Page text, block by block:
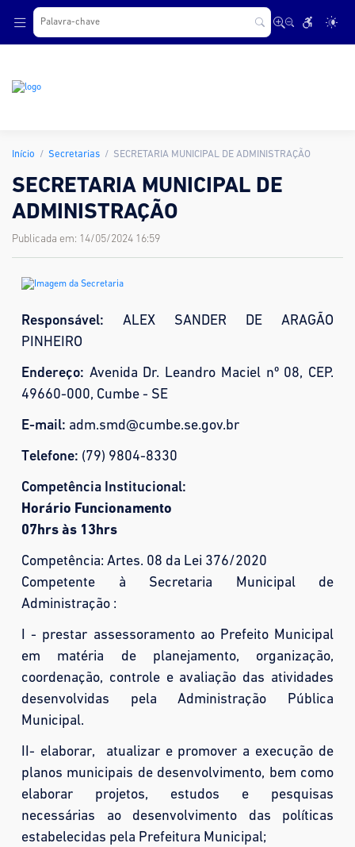
Início Secretarias SECRETARIA MUNICIPAL DE ADMINISTRAÇÃO
SECRETARIA MUNICIPAL DE
ADMINISTRAÇÃO
Publicada em: 14/05/2024 16:59
Responsável: ALEX SANDER DE ARAGÃO
PINHEIRO
Endereço: Avenida Dr. Leandro Maciel nº 08, CEP.
49660-000, Cumbe - SE
E-mail: adm.smd@cumbe.se.gov.br
Telefone: (79) 9804-8330
Competência Institucional:
Horário Funcionamento
07hrs às 13hrs
Competência: Artes. 08 da Lei 376/2020
Competente à Secretaria Municipal de
Administração :
I - prestar assessoramento ao Prefeito Municipal
em matéria de planejamento, organização,
coordenação, controle e avaliação das atividades
desenvolvidas pela Administração Pública
Municipal.
II- elaborar, atualizar e promover a execução de
planos municipais de desenvolvimento, bem como
elaborar projetos, estudos e pesquisas
necessárias ao desenvolvimento das políticas
estabelecidas pela Prefeitura Municipal;